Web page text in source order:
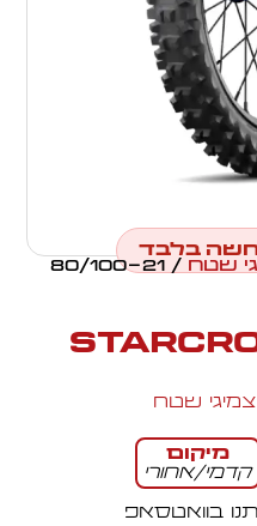
בלבד
שטח
/ 80/100-21
צמיגי שטח
מיקום
קדמי/אחורי
בוואטסאפ